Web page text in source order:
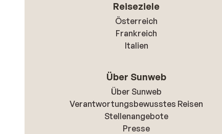
Reiseziele
Österreich
Frankreich
Italien
Über Sunweb
Über Sunweb
Verantwortungsbewusstes Reisen
Stellenangebote
Presse